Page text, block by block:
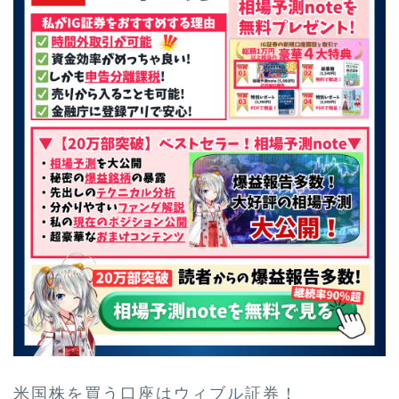
米国株を買う口座はウィブル証券！